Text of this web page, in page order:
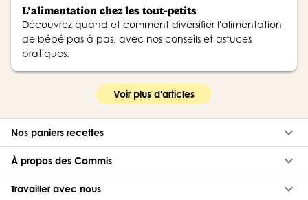
L’alimentation chez les tout-petits
Découvrez quand et comment diversifier l'alimentation
de bébé pas à pas, avec nos conseils et astuces
pratiques.
Voir plus d'articles
Nos paniers recettes keyboard_arrow_down
À propos des Commis keyboard_arrow_down
Travailler avec nous keyboard_arrow_down